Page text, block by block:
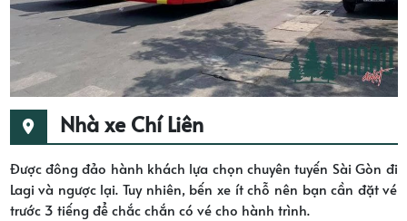
Nhà xe Chí Liên
Được đông đảo hành khách lựa chọn chuyên tuyến Sài Gòn đi
Lagi và ngược lại. Tuy nhiên, bến xe ít chỗ nên bạn cần đặt vé
trước 3 tiếng để chắc chắn có vé cho hành trình.